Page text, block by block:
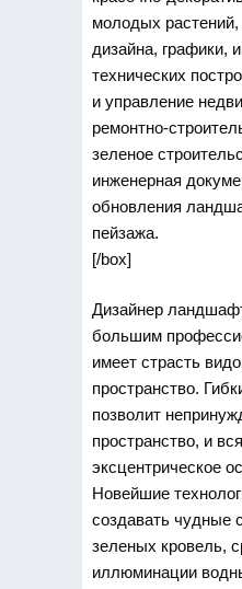
молодых
дизайна, графики,
технических
и управление
ремонтно-
зеленое
инженерная
обновления
пейзажа.
[/box]
Дизайнер
большим
имеет страсть
пространство.
позволит
пространство, и
эксцентрическое
Новейшие
создавать чудные
зеленых кровель,
иллюминации